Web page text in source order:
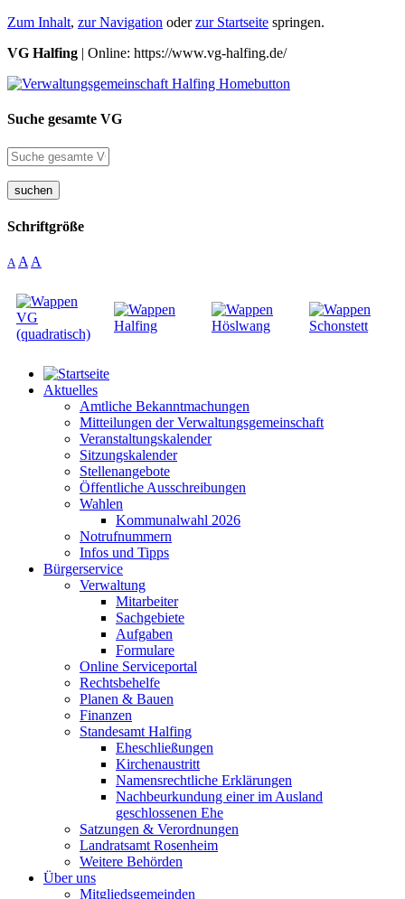
Zum Inhalt, zur Navigation oderzur Startseite springen.
VG Halfing | Online: https://www.vg-halfing.de/
Suche gesamte VG
suchen
Schriftgröße
A A A
Aktuelles
Amtliche Bekanntmachungen
Mitteilungen der Verwaltungsgemeinschaft
Veranstaltungskalender
Sitzungskalender
Stellenangebote
Öffentliche Ausschreibungen
Wahlen
Kommunalwahl 2026
Notrufnummern
Infos und Tipps
Bürgerservice
Verwaltung
Mitarbeiter
Sachgebiete
Aufgaben
Formulare
Online Serviceportal
Rechtsbehelfe
Planen & Bauen
Finanzen
Standesamt Halfing
Eheschließungen
Kirchenaustritt
Namensrechtliche Erklärungen
Nachbeurkundung einer im Ausland
geschlossenen Ehe
Satzungen & Verordnungen
Landratsamt Rosenheim
Weitere Behörden
Über uns
Mitgliedsgemeinden